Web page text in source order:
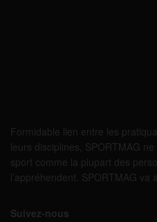
Formidable lien entre les
leurs disciplines, SPORTMAG
sport comme la plupart des
l’appréhendent. SPORTMAG va
Suivez-nous